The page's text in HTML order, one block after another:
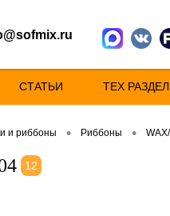
СТАТЬИ ТЕХ РАЗДЕЛ
и риббоны • Риббоны •
12